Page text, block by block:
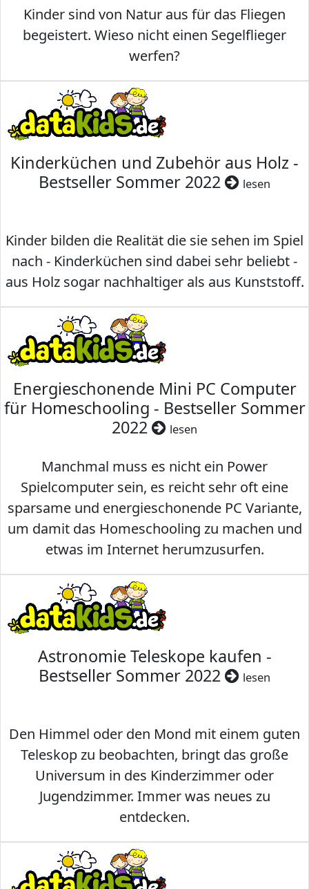
Kinder sind von Natur aus für das Fliegen
begeistert. Wieso nicht einen Segelflieger
werfen?
Kinderküchen und Zubehör aus Holz -
Bestseller Sommer 2022
lesen
Kinder bilden die Realität die sie sehen im Spiel
nach - Kinderküchen sind dabei sehr beliebt -
aus Holz sogar nachhaltiger als aus Kunststoff.
Energieschonende Mini PC Computer
für Homeschooling - Bestseller Sommer
2022
lesen
Manchmal muss es nicht ein Power
Spielcomputer sein, es reicht sehr oft eine
sparsame und energieschonende PC Variante,
um damit das Homeschooling zu machen und
etwas im Internet herumzusurfen.
Astronomie Teleskope kaufen -
Bestseller Sommer 2022
lesen
Den Himmel oder den Mond mit einem guten
Teleskop zu beobachten, bringt das große
Universum in des Kinderzimmer oder
Jugendzimmer. Immer was neues zu
entdecken.